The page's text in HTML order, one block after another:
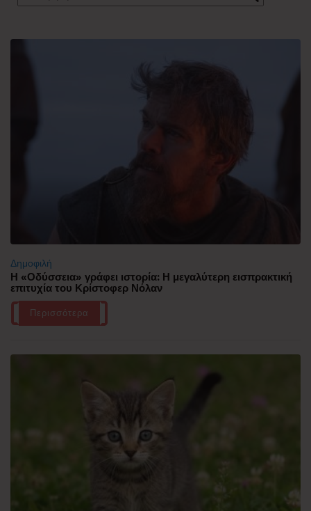
Δημοφιλή
Η «Οδύσσεια» γράφει ιστορία: Η μεγαλύτερη εισπρακτική
επιτυχία του Κρίστοφερ Νόλαν
Περισσότερα